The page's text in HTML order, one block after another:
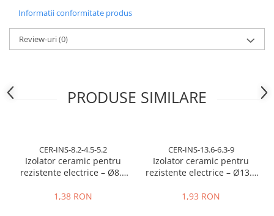
Informatii conformitate produs
Review-uri(0)
PRODUSE SIMILARE
CER-INS-8.2-4.5-5.2
Izolator ceramic pentru
rezistente electrice – Ø8.2
interior / lungime 5.2 mm
1,38 RON
CER-INS-13.6-6.3-9
Izolator ceramic pentru
rezistente electrice – Ø13.6
interior / lungime 9 mm
1,93 RON